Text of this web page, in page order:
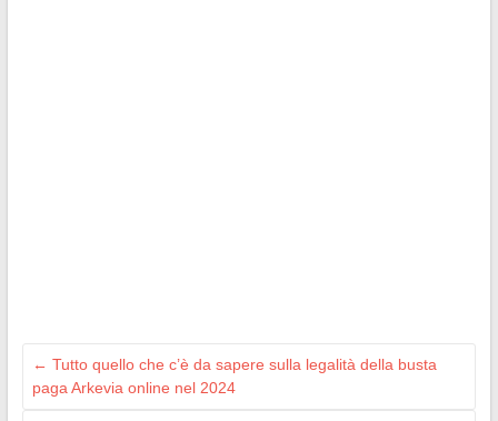
← Tutto quello che c’è da sapere sulla legalità della busta
paga Arkevia online nel 2024